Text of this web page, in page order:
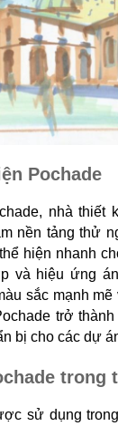
Pochade
nhà thiết
nền tảng thử
hiện nhanh
và hiệu ứng
sắc mạnh
trở
bị cho các dự
trong
sử dụng